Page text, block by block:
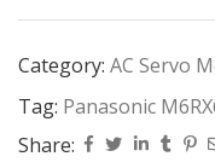
Category: AC Servo
Tag: Panasonic
Share: